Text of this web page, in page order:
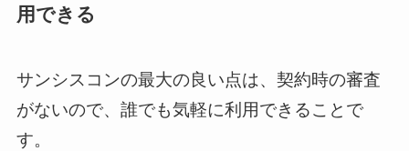
用できる
サンシスコンの最大の良い点は、契約時の審査
がないので、誰でも気軽に利用できることで
す。